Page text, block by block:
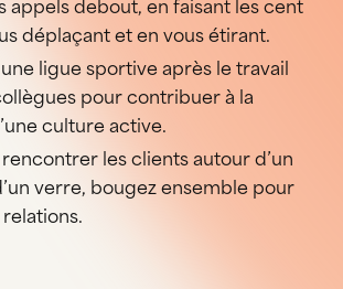
appels debout, en faisant les cent
déplaçant et en vous étirant.
ligue sportive après le travail
pour contribuer à la
culture active.
les clients autour d’un
verre, bougez ensemble pour